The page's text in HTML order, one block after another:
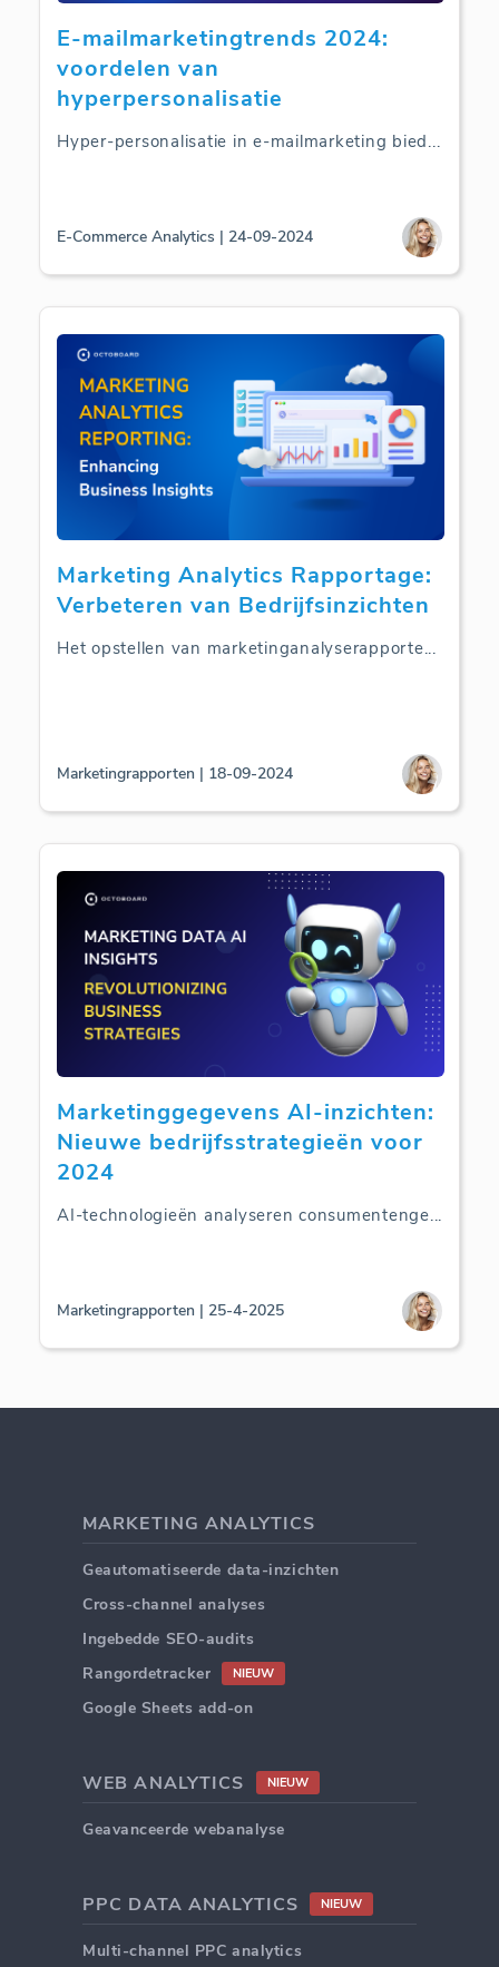
E-mailmarketingtrends 2024:
voordelen van
hyperpersonalisatie
Hyper-personalisatie in e-mailmarketing bied...
E-Commerce Analytics | 24-09-2024
Marketing Analytics Rapportage:
Verbeteren van Bedrijfsinzichten
Het opstellen van marketinganalyserapporte...
Marketingrapporten | 18-09-2024
Marketinggegevens AI-inzichten:
Nieuwe bedrijfsstrategieën voor
2024
AI-technologieën analyseren consumentenge...
Marketingrapporten | 25-4-2025
MARKETING ANALYTICS
Geautomatiseerde data-inzichten
Cross-channel analyses
Ingebedde SEO-audits
Rangordetracker
NIEUW
Google Sheets add-on
WEB ANALYTICS NIEUW
Geavanceerde webanalyse
PPC DATA ANALYTICS NIEUW
Multi-channel PPC analytics